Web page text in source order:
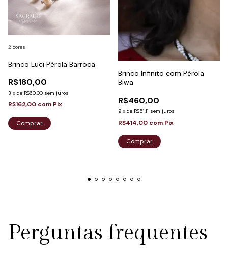
Brinco Luci Pérola Barroca
R$180,00
3 x de R$60,00 sem juros
R$162,00 com Pix
2 cores
Comprar
Brinco Infinito com Pérola
Biwa
R$460,00
9 x de R$51,11 sem juros
R$414,00 com Pix
Comprar
Perguntas frequentes